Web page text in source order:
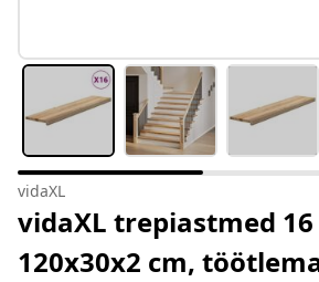
vidaXL
vidaXL trepiastmed
120x30x2 cm,